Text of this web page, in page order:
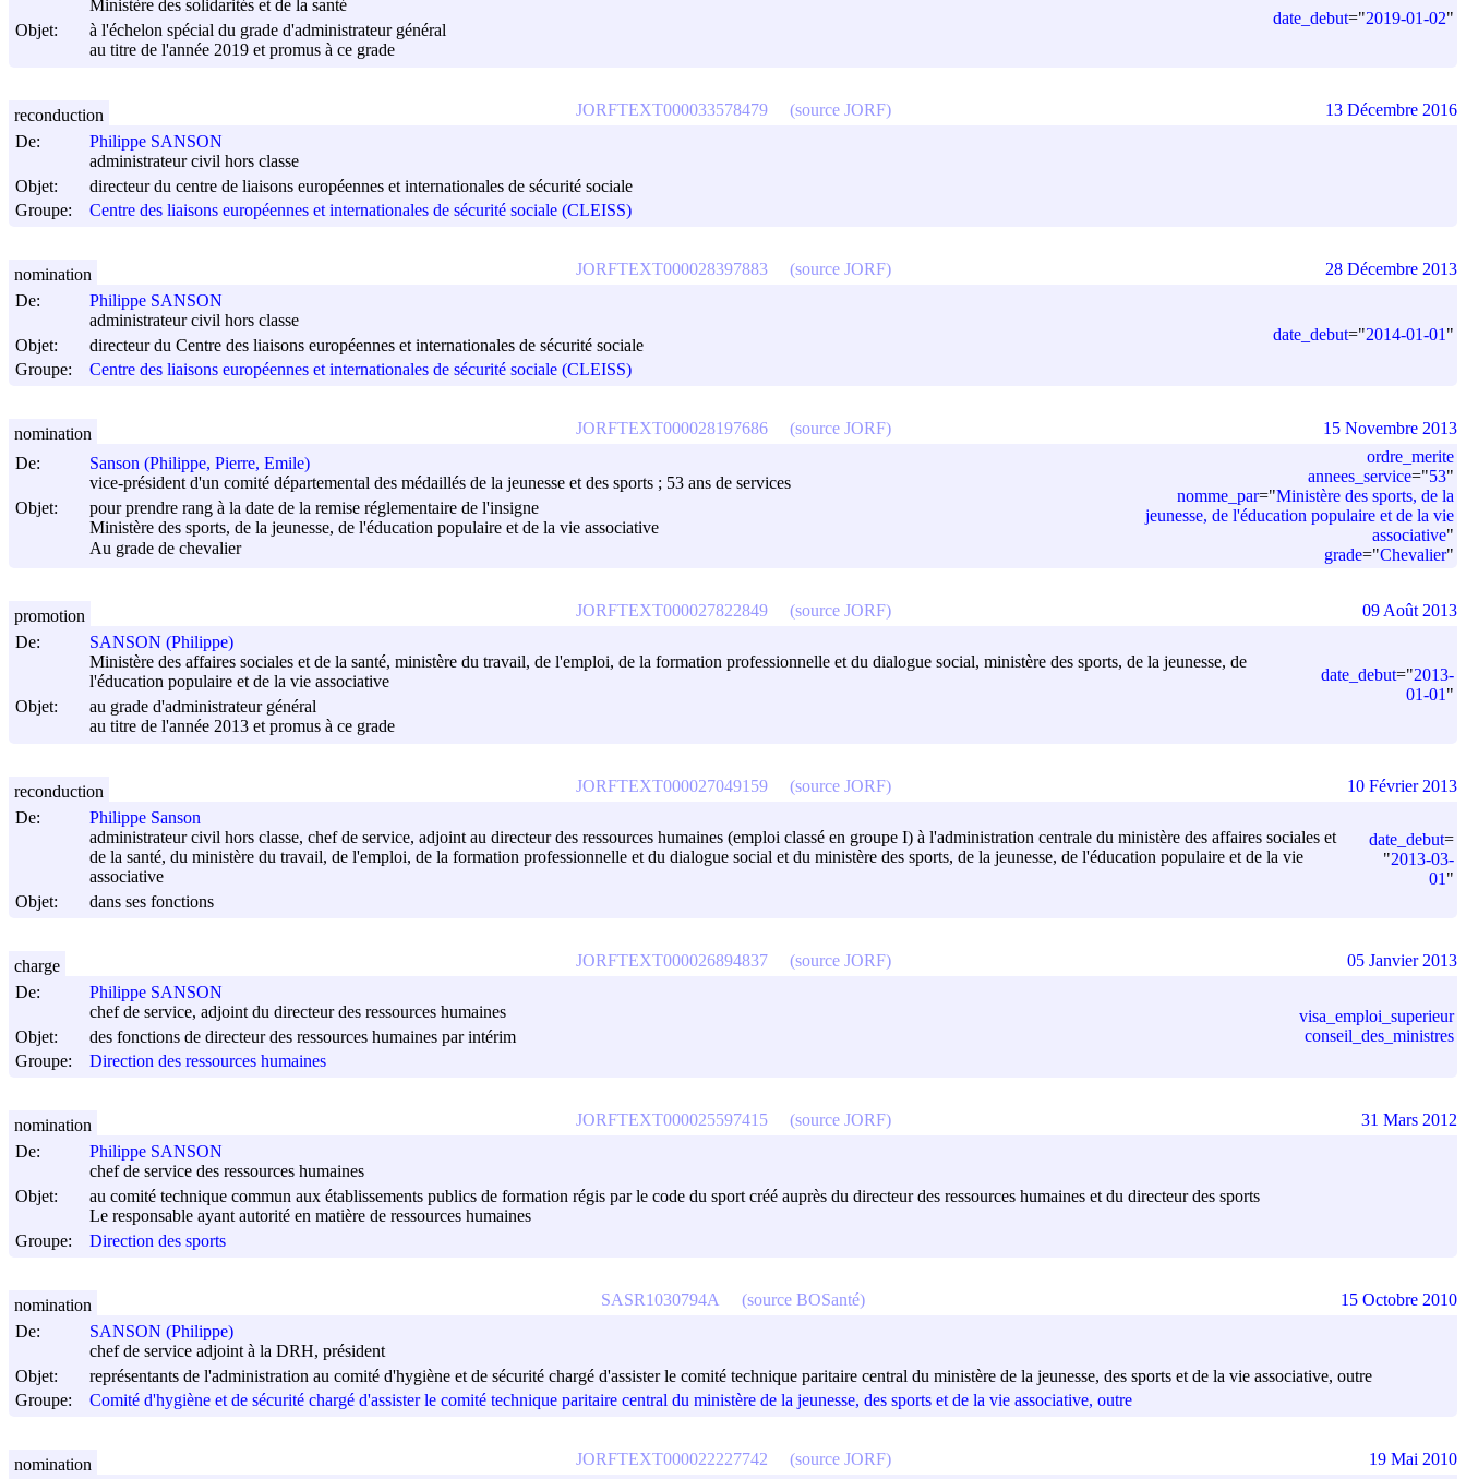
Ministère des solidarités et de la santé
Objet:
à l'échelon spécial du grade d'administrateur général
au titre de l'année 2019 et promus à ce grade
date_debut="2019-01-02"
De:
Philippe SANSON
administrateur civil hors classe
Objet:
directeur du centre de liaisons européennes et internationales de sécurité sociale
Groupe:
Centre des liaisons européennes et internationales de sécurité sociale (CLEISS)
JORFTEXT000033578479 (source JORF)
reconduction 13 Décembre 2016
De:
Philippe SANSON
administrateur civil hors classe
Objet:
directeur du Centre des liaisons européennes et internationales de sécurité sociale
Groupe:
Centre des liaisons européennes et internationales de sécurité sociale (CLEISS)
date_debut="2014-01-01 "
JORFTEXT000028397883 (source JORF)
nomination 28 Décembre 2013
De:
Sanson (Philippe, Pierre, Emile)
vice-président d'un comité départemental des médaillés de la jeunesse et des sports ; 53 ans de services
Objet:
pour prendre rang à la date de la remise réglementaire de l'insigne
Ministère des sports, de la jeunesse, de l'éducation populaire et de la vie associative
Au grade de chevalier
ordre_merite
annees_service="53"
nomme_par="Ministère des sports, de la
jeunesse, de l'éducation populaire et de la vie
associative"
grade="Chevalier"
JORFTEXT000028197686 (source JORF)
nomination 15 Novembre 2013
De:
SANSON (Philippe)
Ministère des affaires sociales et de la santé, ministère du travail, de l'emploi, de la formation professionnelle et du dialogue social, ministère des sports, de la jeunesse, de
l'éducation populaire et de la vie associative
Objet:
au grade d'administrateur général
au titre de l'année 2013 et promus à ce grade
date_debut="2013-
01-01 "
JORFTEXT000027822849 (source JORF)
promotion 09 Août 2013
De:
Philippe Sanson
administrateur civil hors classe, chef de service, adjoint au directeur des ressources humaines (emploi classé en groupe I) à l'administration centrale du ministère des affaires sociales et
de la santé, du ministère du travail, de l'emploi, de la formation professionnelle et du dialogue social et du ministère des sports, de la jeunesse, de l'éducation populaire et de la vie
associative
Objet:
dans ses fonctions
date_debut=
"2013-03-
01 "
JORFTEXT000027049159 (source JORF)
reconduction 10 Février 2013
De:
Philippe SANSON
chef de service, adjoint du directeur des ressources humaines
Objet:
des fonctions de directeur des ressources humaines par intérim
Groupe:
Direction des ressources humaines
visa_emploi_superieur
conseil_des_ministres
JORFTEXT000026894837 (source JORF)
charge 05 Janvier 2013
De:
Philippe SANSON
chef de service des ressources humaines
Objet:
au comité technique commun aux établissements publics de formation régis par le code du sport créé auprès du directeur des ressources humaines et du directeur des sports
Le responsable ayant autorité en matière de ressources humaines
Groupe:
Direction des sports
JORFTEXT000025597415 (source JORF)
nomination 31 Mars 2012
De:
SANSON (Philippe)
chef de service adjoint à la DRH, président
Objet:
représentants de l'administration au comité d'hygiène et de sécurité chargé d'assister le comité technique paritaire central du ministère de la jeunesse, des sports et de la vie associative, outre
Groupe:
Comité d'hygiène et de sécurité chargé d'assister le comité technique paritaire central du ministère de la jeunesse, des sports et de la vie associative, outre
SASR1030794A (source BOSanté)
nomination 15 Octobre 2010
JORFTEXT000022227742 (source JORF)
nomination 19 Mai 2010